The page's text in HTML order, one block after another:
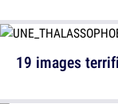
19 images